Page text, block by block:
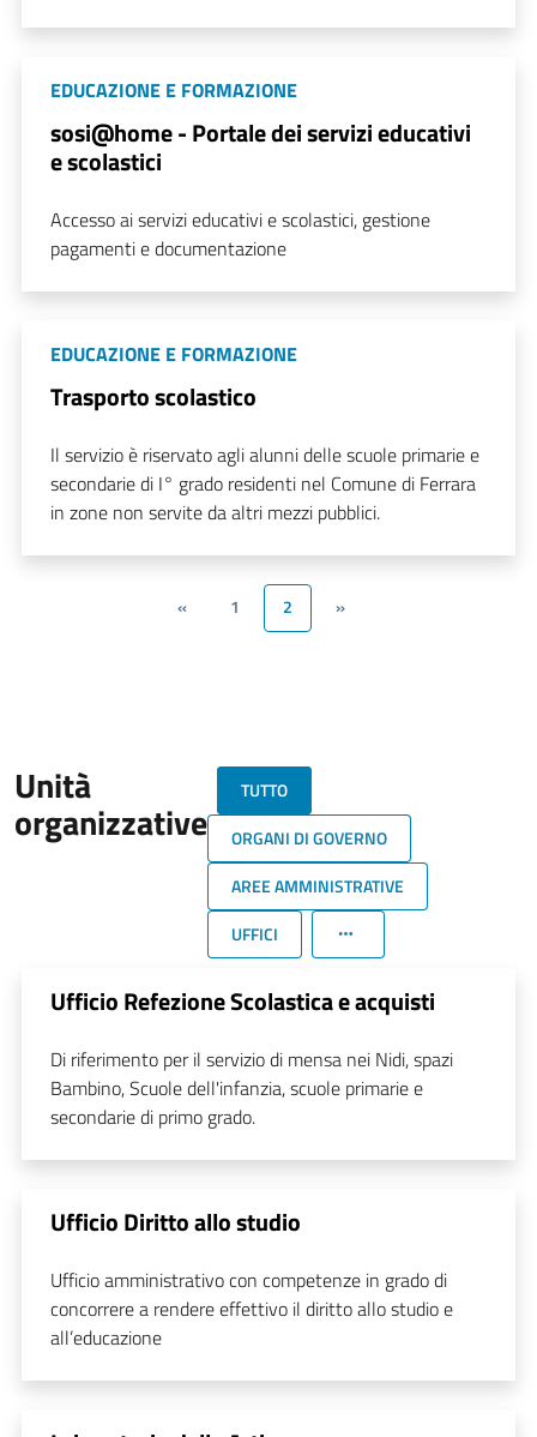
EDUCAZIONE E FORMAZIONE
sosi@home - Portale dei servizi educativi
e scolastici
Accesso ai servizi educativi e scolastici, gestione
pagamenti e documentazione
EDUCAZIONE E FORMAZIONE
Trasporto scolastico
Il servizio è riservato agli alunni delle scuole primarie e
secondarie di I° grado residenti nel Comune di Ferrara
in zone non servite da altri mezzi pubblici.
« 1 2 »
Unità
organizzative
TUTTO
ORGANI DI GOVERNO
AREE AMMINISTRATIVE
UFFICI
Ufficio Refezione Scolastica e acquisti
Di riferimento per il servizio di mensa nei Nidi, spazi
Bambino, Scuole dell'infanzia, scuole primarie e
secondarie di primo grado.
Ufficio Diritto allo studio
Ufficio amministrativo con competenze in grado di
concorrere a rendere effettivo il diritto allo studio e
all’educazione